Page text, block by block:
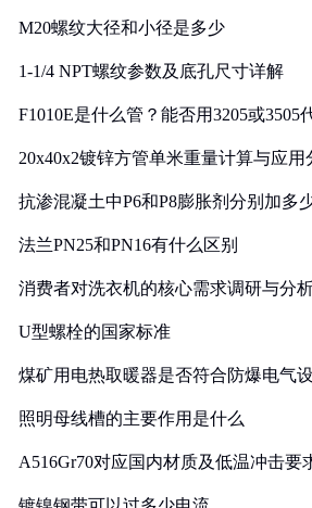
M20螺纹大径和小径是多少
1-1/4 NPT螺纹参数及底孔尺寸详解
F1010E是什么管？能否用3205或3505
20x40x2镀锌方管单米重量计算与应用
抗渗混凝土中P6和P8膨胀剂分别加多
法兰PN25和PN16有什么区别
消费者对洗衣机的核心需求调研与分
U型螺栓的国家标准
煤矿用电热取暖器是否符合防爆电气
照明母线槽的主要作用是什么
A516Gr70对应国内材质及低温冲击要